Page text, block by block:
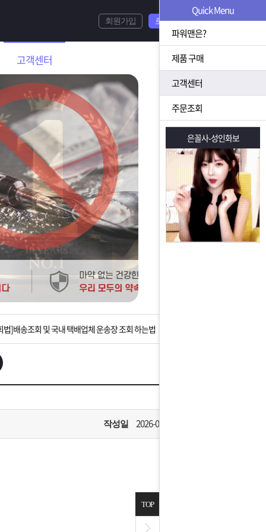
고객센터
회원가입 로그인
상황을 대비해 꼭 입금후 고객센터 연락바랍니다.
연휴 배송 및 휴무 안내
]배송조회 및 국내 택배업체 운송장 조회 하는법
고객 앱설치 가능합니다.
안내] 집 밖에 주소로 택배 받기
작성일 2026-07-08
Quick Menu
파워맨은?
제품 구매
고객센터
주문조회
은꼴사-성인화보 은꼴사-성인화보
TOP